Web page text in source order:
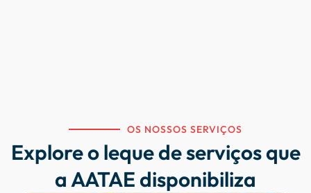
OS NOSSOS SERVIÇOS
Explore o leque de serviços que
a AATAE disponibiliza